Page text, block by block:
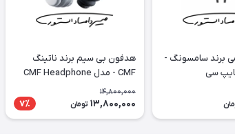
برند سامسونگ -
هدفون بی سیم برند ناتینگ
CMF - مدل CMF Headphone
14,800,000
13,800,000 تومان 7٪